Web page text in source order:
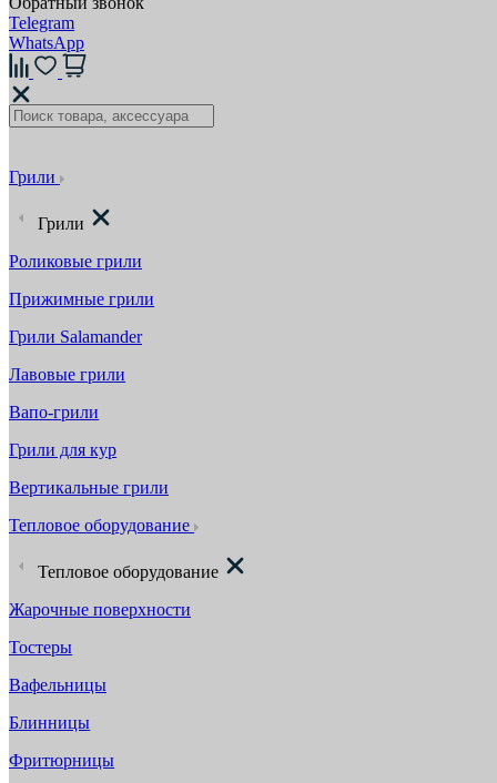
Telegram
WhatsApp
Грили
Грили
Роликовые грили
Прижимные грили
Грили Salamander
Лавовые грили
Вапо-грили
Грили для кур
Вертикальные грили
Тепловое оборудование
Тепловое оборудование
Жарочные поверхности
Тостеры
Вафельницы
Блинницы
Фритюрницы